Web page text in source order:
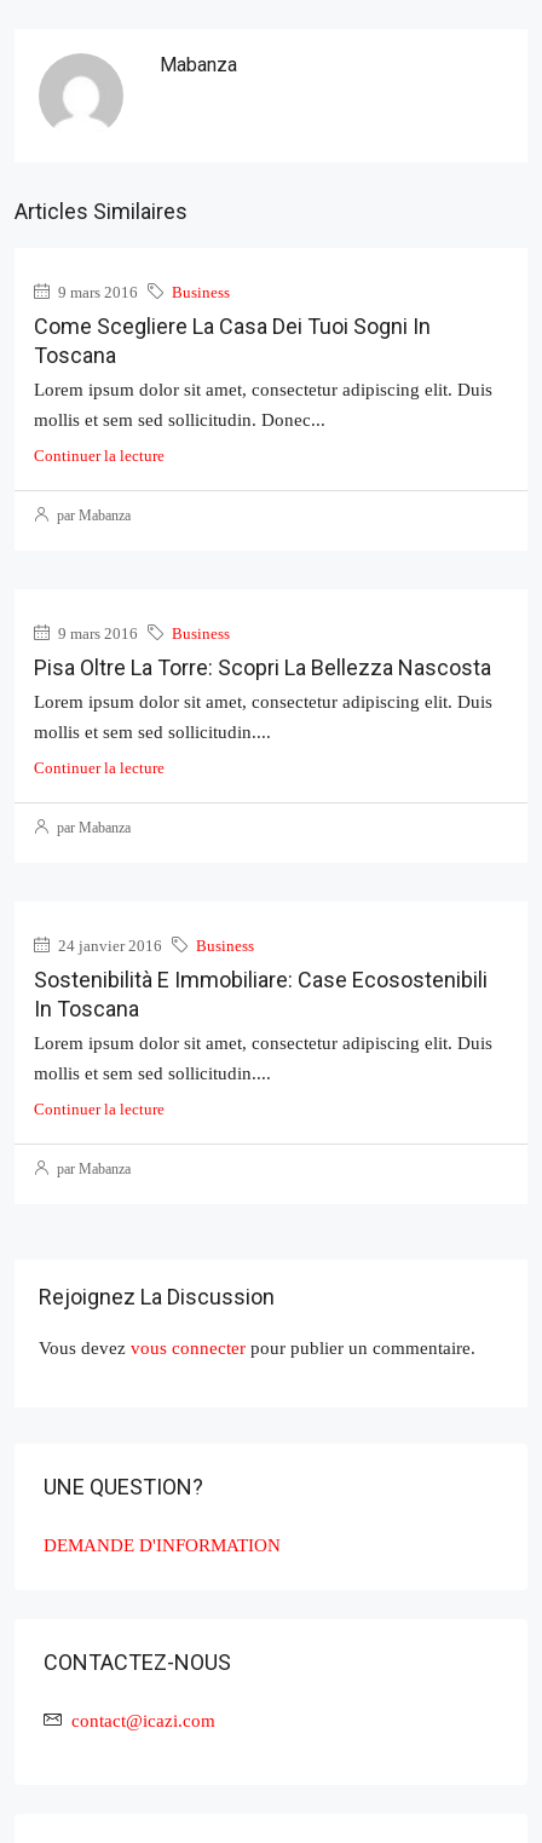
Mabanza
Articles Similaires
9 mars 2016 Business
Come Scegliere La Casa Dei Tuoi Sogni In
Toscana
Lorem ipsum dolor sit amet, consectetur adipiscing elit. Duis
mollis et sem sed sollicitudin. Donec...
Continuer la lecture
par Mabanza
9 mars 2016 Business
Pisa Oltre La Torre: Scopri La Bellezza Nascosta
Lorem ipsum dolor sit amet, consectetur adipiscing elit. Duis
mollis et sem sed sollicitudin....
Continuer la lecture
par Mabanza
24 janvier 2016 Business
Sostenibilità E Immobiliare: Case Ecosostenibili
In Toscana
Lorem ipsum dolor sit amet, consectetur adipiscing elit. Duis
mollis et sem sed sollicitudin....
Continuer la lecture
par Mabanza
Rejoignez La Discussion
Vous devez vous connecter pour publier un commentaire.
UNE QUESTION?
DEMANDE D'INFORMATION
CONTACTEZ-NOUS
contact@icazi.com